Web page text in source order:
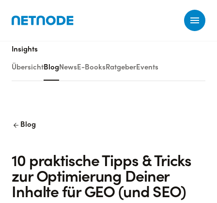
Insights
Übersicht Blog News E-Books Ratgeber Events
arrow_back Blog
10 praktische Tipps & Tricks
zur Optimierung Deiner
Inhalte für GEO (und SEO)